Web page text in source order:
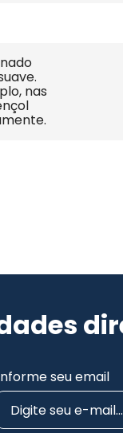
nas
seu email